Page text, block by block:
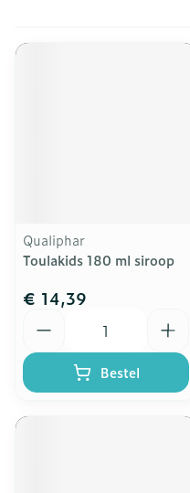
Qualiphar
Toulakids 180 ml siroop
€ 14,39
Bestel